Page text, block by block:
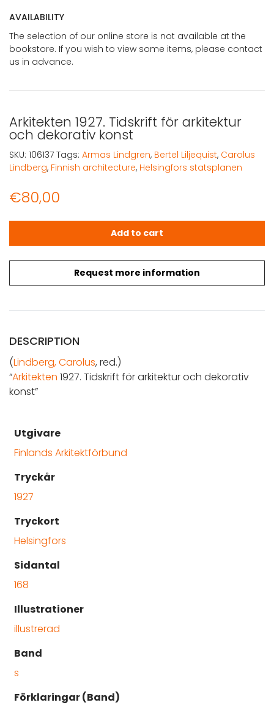
AVAILABILITY
The selection of our online store is not available at the
bookstore. If you wish to view some items, please contact
us in advance.
Arkitekten 1927. Tidskrift för arkitektur
och dekorativ konst
€80,00
Request more information
Arkitekten 1927. Tidskrift för arkitektur och dekorativ
Add to cart
SKU: 106137 Tags: Armas Lindgren, Bertel Liljequist, Carolus
Lindberg, Finnish architecture, Helsingfors statsplanen
DESCRIPTION
(Lindberg, Carolus, red.)
“Arkitekten 1927. Tidskrift för arkitektur och dekorativ
konst”
Utgivare
Finlands Arkitektförbund
Tryckår
1927
Tryckort
Helsingfors
Sidantal
168
Illustrationer
illustrerad
Band
s
Förklaringar (Band)